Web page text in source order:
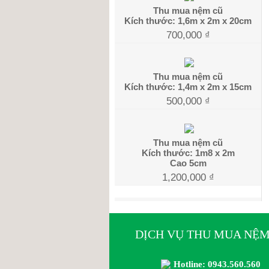
Thu mua nệm cũ
Kích thước: 1,6m x 2m x 20cm
700,000 ₫
Thu mua nệm cũ
Kích thước: 1,4m x 2m x 15cm
500,000 ₫
Thu mua nệm cũ
Kích thước: 1m8 x 2m
Cao 5cm
1,200,000 ₫
DỊCH VỤ THU MUA
Hotline: 0943.560.560